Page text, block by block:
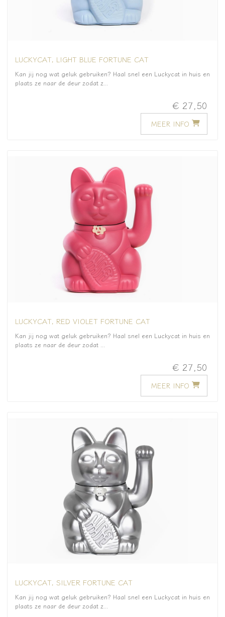
LUCKYCAT, LIGHT BLUE FORTUNE CAT
Kan jij nog wat geluk gebruiken? Haal snel een Luckycat in huis en
plaats ze naar de deur zodat z...
€ 27,50
MEER INFO
LUCKYCAT, RED VIOLET FORTUNE CAT
Kan jij nog wat geluk gebruiken? Haal snel een Luckycat in huis en
plaats ze naar de deur zodat ...
€ 27,50
MEER INFO
LUCKYCAT, SILVER FORTUNE CAT
Kan jij nog wat geluk gebruiken? Haal snel een Luckycat in huis en
plaats ze naar de deur zodat z...